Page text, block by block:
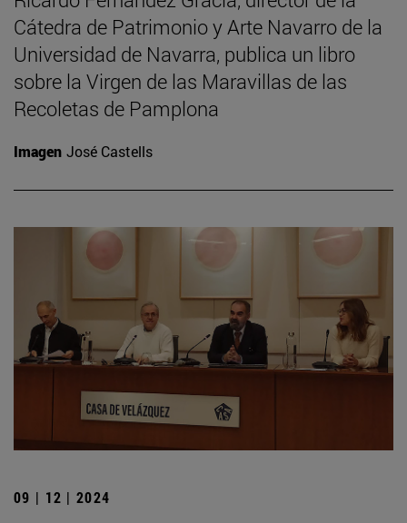
Cátedra de Patrimonio y Arte Navarro de la
Universidad de Navarra, publica un libro
sobre la Virgen de las Maravillas de las
Recoletas de Pamplona
Imagen José Castells
09 | 12 | 2024